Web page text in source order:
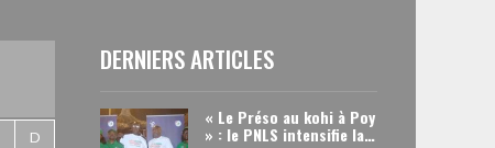
D
DERNIERS ARTICLES
« Le Préso au kohi à Poy
» : le PNLS intensifie la…